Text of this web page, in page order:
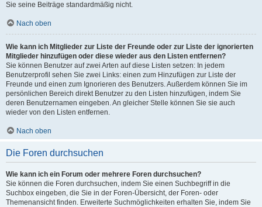
Sie seine Beiträge standardmäßig nicht.
Nach oben
Wie kann ich Mitglieder zur Liste der Freunde oder zur Liste der ignorierten
Mitglieder hinzufügen oder diese wieder aus den Listen entfernen?
Sie können Benutzer auf zwei Arten auf diese Listen setzen: In jedem
Benutzerprofil sehen Sie zwei Links: einen zum Hinzufügen zur Liste der
Freunde und einen zum Ignorieren des Benutzers. Außerdem können Sie im
persönlichen Bereich direkt Benutzer zu den Listen hinzufügen, indem Sie
deren Benutzernamen eingeben. An gleicher Stelle können Sie sie auch
wieder von den Listen entfernen.
Nach oben
Die Foren durchsuchen
Wie kann ich ein Forum oder mehrere Foren durchsuchen?
Sie können die Foren durchsuchen, indem Sie einen Suchbegriff in die
Suchbox eingeben, die Sie in der Foren-Übersicht, der Foren- oder
Themenansicht finden. Erweiterte Suchmöglichkeiten erhalten Sie, indem Sie